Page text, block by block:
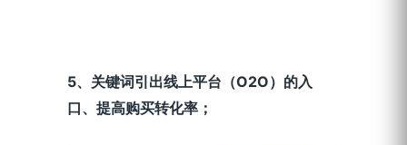
5、关键词引出线上平台（O2O）的入
口、提高购买转化率；